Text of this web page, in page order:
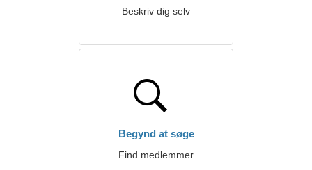
Beskriv dig selv
Begynd at søge
Find medlemmer